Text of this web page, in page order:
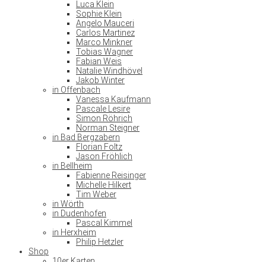
Luca Klein
Sophie Klein
Angelo Mauceri
Carlos Martinez
Marco Minkner
Tobias Wagner
Fabian Weis
Natalie Windhövel
Jakob Winter
in Offenbach
Vanessa Kaufmann
Pascale Lesire
Simon Röhrich
Norman Steigner
in Bad Bergzabern
Florian Foltz
Jason Fröhlich
in Bellheim
Fabienne Reisinger
Michelle Hilkert
Tim Weber
in Wörth
in Dudenhofen
Pascal Kimmel
in Herxheim
Philip Hetzler
Shop